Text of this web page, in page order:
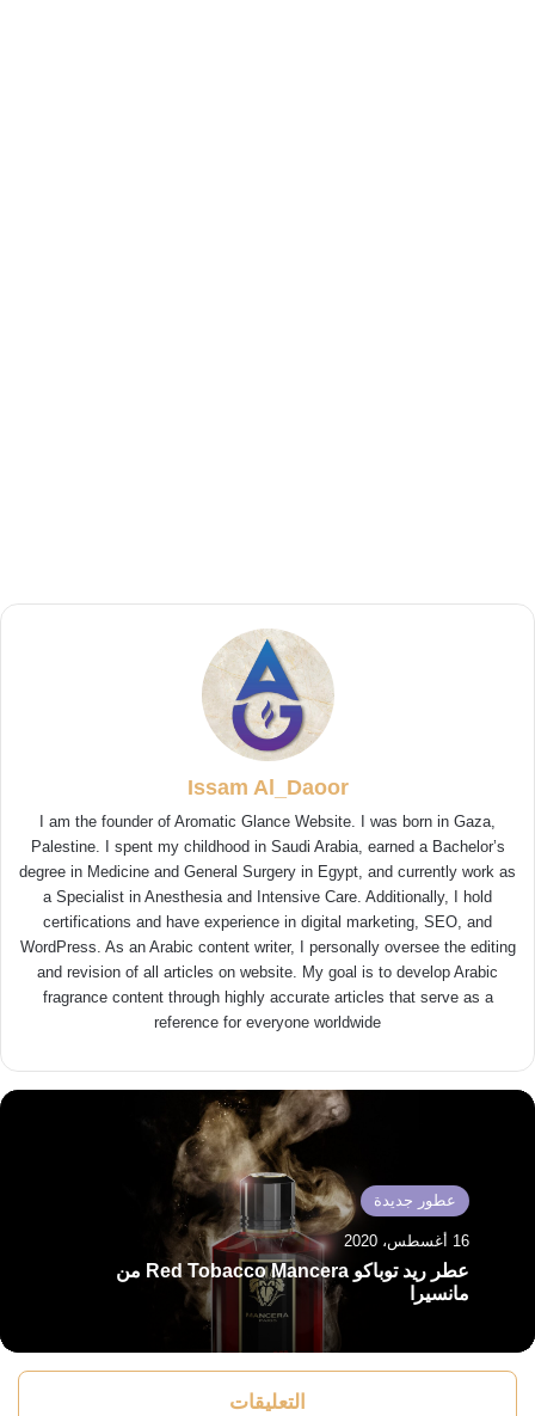
Issam Al_Daoor
I am the founder of Aromatic Glance Website. I was born in Gaza,
Palestine. I spent my childhood in Saudi Arabia, earned a Bachelor’s
degree in Medicine and General Surgery in Egypt, and currently work as
a Specialist in Anesthesia and Intensive Care. Additionally, I hold
certifications and have experience in digital marketing, SEO, and
WordPress. As an Arabic content writer, I personally oversee the editing
and revision of all articles on website. My goal is to develop Arabic
fragrance content through highly accurate articles that serve as a
reference for everyone worldwide
عطور جديدة
16 أغسطس، 2020
عطر ريد توباكو Red Tobacco Mancera من
مانسيرا
التعليقات